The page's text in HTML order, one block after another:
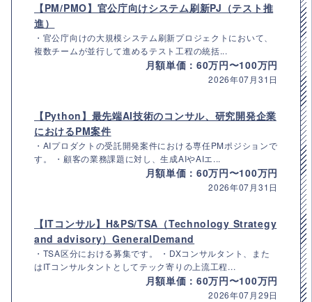
【PM/PMO】官公庁向けシステム刷新PJ（テスト推
進）
・官公庁向けの大規模システム刷新プロジェクトにおいて、
複数チームが並行して進めるテスト工程の統括...
月額単価：60万円〜100万円
2026年07月31日
【Python】最先端AI技術のコンサル、研究開発企業
におけるPM案件
・AIプロダクトの受託開発案件における専任PMポジションで
す。 ・顧客の業務課題に対し、生成AIやAIエ...
月額単価：60万円〜100万円
2026年07月31日
【ITコンサル】H&PS/TSA（Technology Strategy
and advisory）GeneralDemand
・TSA区分における募集です。 ・DXコンサルタント、また
はITコンサルタントとしてテック寄りの上流工程...
月額単価：60万円〜100万円
2026年07月29日